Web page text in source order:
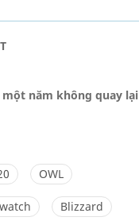
năm không quay lại
OWL
Blizzard